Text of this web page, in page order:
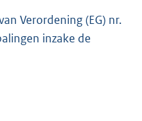
Verordening (EG) nr.
inzake de